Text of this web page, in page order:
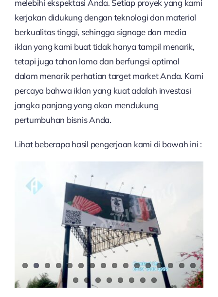
melebihi ekspektasi Anda. Setiap proyek yang kami
kerjakan didukung dengan teknologi dan material
berkualitas tinggi, sehingga signage dan media
iklan yang kami buat tidak hanya tampil menarik,
tetapi juga tahan lama dan berfungsi optimal
dalam menarik perhatian target market Anda. Kami
percaya bahwa iklan yang kuat adalah investasi
jangka panjang yang akan mendukung
pertumbuhan bisnis Anda.
Lihat beberapa hasil pengerjaan kami di bawah ini :